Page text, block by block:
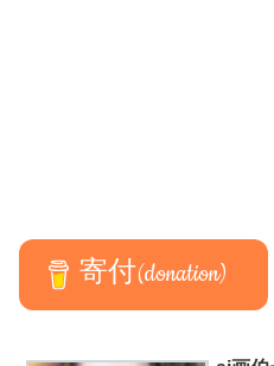
寄付(donation)